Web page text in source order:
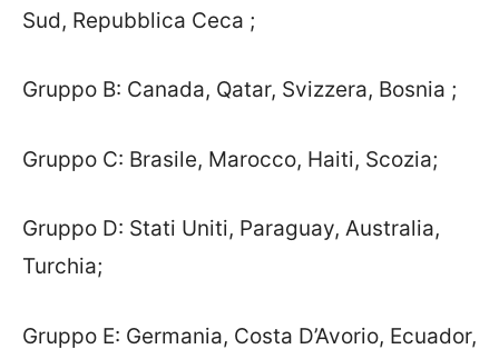
Sud, Repubblica Ceca ;
Gruppo B: Canada, Qatar, Svizzera, Bosnia ;
Gruppo C: Brasile, Marocco, Haiti, Scozia;
Gruppo D: Stati Uniti, Paraguay, Australia,
Turchia;
Gruppo E: Germania, Costa D’Avorio, Ecuador,